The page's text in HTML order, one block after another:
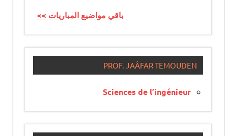
<< باقي مواضيع المباريات
PROF. JAÂFAR TEMOUDEN
Sciences de l’ingénieur